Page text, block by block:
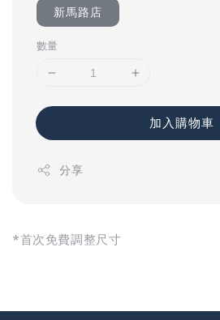
新馬路店
數量
加入購物車
分享
*首次免費調整尺寸